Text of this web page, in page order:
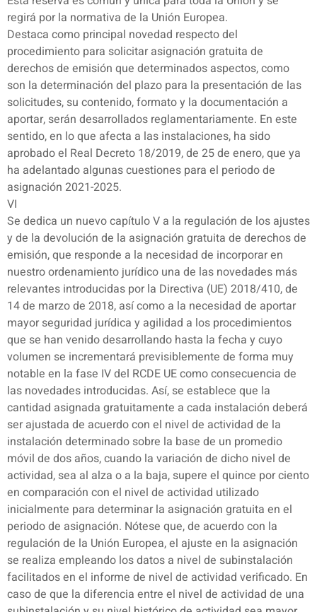
regirá por la normativa de la Unión Europea.
Destaca como principal novedad respecto del
procedimiento para solicitar asignación gratuita de
derechos de emisión que determinados aspectos, como
son la determinación del plazo para la presentación de las
solicitudes, su contenido, formato y la documentación a
aportar, serán desarrollados reglamentariamente. En este
sentido, en lo que afecta a las instalaciones, ha sido
aprobado el Real Decreto 18/2019, de 25 de enero, que ya
ha adelantado algunas cuestiones para el periodo de
asignación 2021-2025.
VI
Se dedica un nuevo capítulo V a la regulación de los ajustes
y de la devolución de la asignación gratuita de derechos de
emisión, que responde a la necesidad de incorporar en
nuestro ordenamiento jurídico una de las novedades más
relevantes introducidas por la Directiva (UE) 2018/410, de
14 de marzo de 2018, así como a la necesidad de aportar
mayor seguridad jurídica y agilidad a los procedimientos
que se han venido desarrollando hasta la fecha y cuyo
volumen se incrementará previsiblemente de forma muy
notable en la fase IV del RCDE UE como consecuencia de
las novedades introducidas. Así, se establece que la
cantidad asignada gratuitamente a cada instalación deberá
ser ajustada de acuerdo con el nivel de actividad de la
instalación determinado sobre la base de un promedio
móvil de dos años, cuando la variación de dicho nivel de
actividad, sea al alza o a la baja, supere el quince por ciento
en comparación con el nivel de actividad utilizado
inicialmente para determinar la asignación gratuita en el
periodo de asignación. Nótese que, de acuerdo con la
regulación de la Unión Europea, el ajuste en la asignación
se realiza empleando los datos a nivel de subinstalación
facilitados en el informe de nivel de actividad verificado. En
caso de que la diferencia entre el nivel de actividad de una